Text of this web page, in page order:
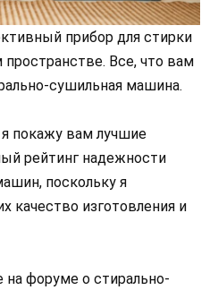
прибор для стирки
Все, что вам
сушильная машина.
покажу вам лучшие
рейтинг надежности
поскольку я
качество изготовления и
форуме о стирально-